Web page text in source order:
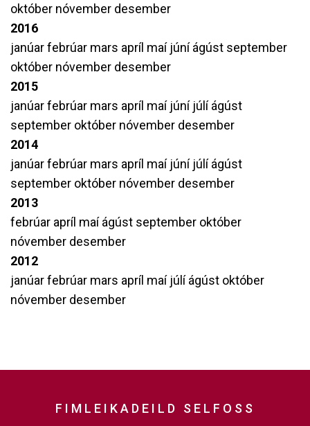
október nóvember desember
2016
janúarfebrúar mars apríl maí júníágúst september
október nóvember desember
2015
janúarfebrúar mars apríl maí júní júlíágúst
september október nóvember desember
2014
janúarfebrúar mars apríl maí júní júlíágúst
september október nóvember desember
2013
febrúar apríl maíágúst september október
nóvember desember
2012
janúarfebrúar mars apríl maí júlíágúst október
nóvember desember
FIMLEIKADEILD SELFOSS